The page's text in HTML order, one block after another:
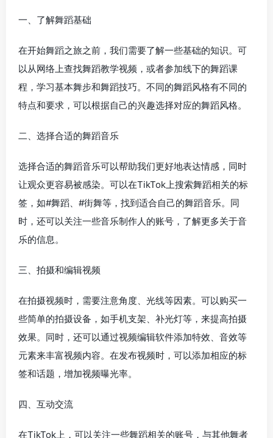
一、了解舞蹈基础
在开始舞蹈之旅之前，我们需要了解一些基础的知识。可
以从网络上查找舞蹈教学视频，或者参加线下的舞蹈课
程，学习基本舞步和舞蹈技巧。不同的舞蹈风格有不同的
特点和要求，可以根据自己的兴趣选择对应的舞蹈风格。
二、选择合适的舞蹈音乐
选择合适的舞蹈音乐可以帮助我们更好地表达情感，同时
让观众更容易被感染。可以在TikTok上搜索舞蹈相关的标
签，如#舞蹈、#街舞等，找到适合自己的舞蹈音乐。同
时，还可以关注一些音乐制作人的账号，了解更多关于音
乐的信息。
三、拍摄和编辑视频
在拍摄视频时，需要注意角度、光线等因素。可以购买一
些简单的拍摄设备，如手机支架、补光灯等，来提高拍摄
效果。同时，还可以通过视频编辑软件添加特效、音效等
元素来丰富视频内容。在发布视频时，可以添加相应的标
签和话题，增加视频曝光率。
四、互动交流
在TikTok上，可以关注一些舞蹈相关的账号，与其他舞者